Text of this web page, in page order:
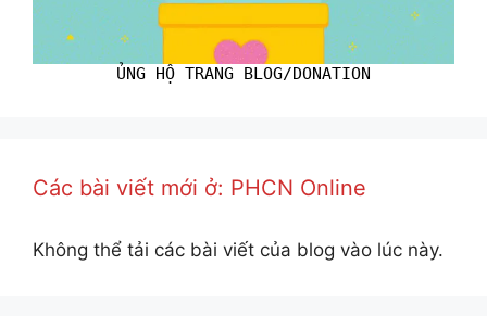
ỦNG HỘ TRANG BLOG/DONATION
Các bài viết mới ở: PHCN Online
Không thể tải các bài viết của blog vào lúc này.